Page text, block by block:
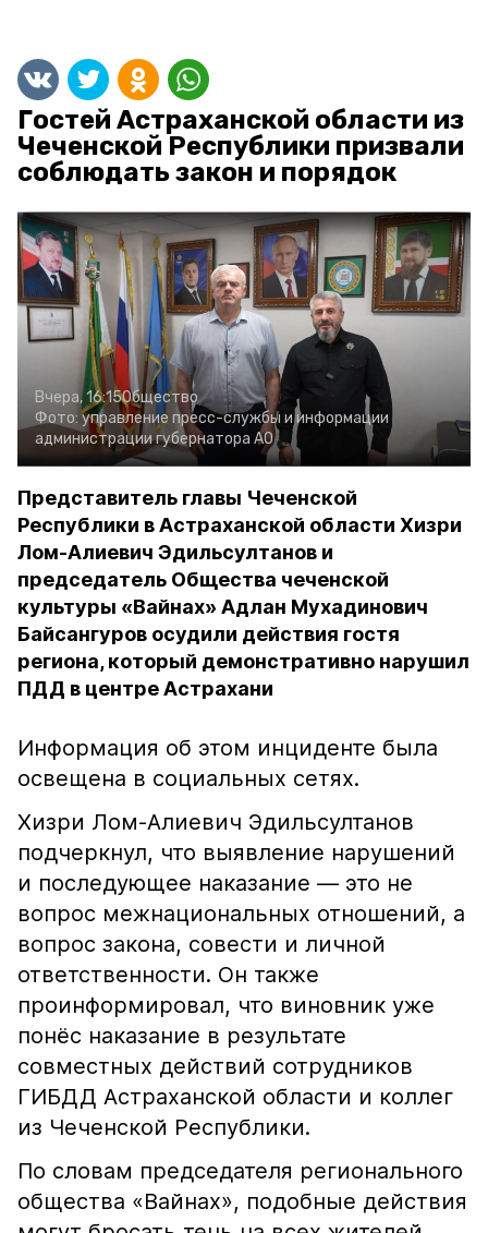
Гостей Астраханской области из
Чеченской Республики призвали
соблюдать закон и порядок
Вчера, 16:15Общество
Фото: управление пресс-службы и информации
администрации губернатора АО
Представитель главы Чеченской
Республики в Астраханской области Хизри
Лом-Алиевич Эдильсултанов и
председатель Общества чеченской
культуры «Вайнах» Адлан Мухадинович
Байсангуров осудили действия гостя
региона, который демонстративно нарушил
ПДД в центре Астрахани
Информация об этом инциденте была
освещена в социальных сетях.
Хизри Лом-Алиевич Эдильсултанов
подчеркнул, что выявление нарушений
и последующее наказание — это не
вопрос межнациональных отношений, а
вопрос закона, совести и личной
ответственности. Он также
проинформировал, что виновник уже
понёс наказание в результате
совместных действий сотрудников
ГИБДД Астраханской области и коллег
из Чеченской Республики.
По словам председателя регионального
общества «Вайнах», подобные действия